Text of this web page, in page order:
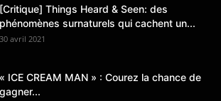
[Critique] Things Heard & Seen: des
phénomènes surnaturels qui cachent un...
30 avril 2021
« ICE CREAM MAN » : Courez la chance de
gagner...